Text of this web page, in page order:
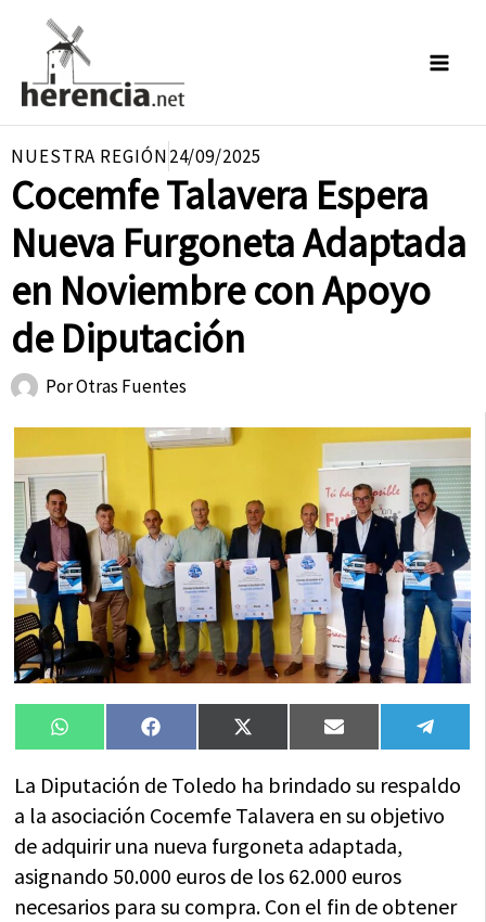
contenido
NUESTRA REGIÓN24/09/2025
Cocemfe Talavera Espera
Nueva Furgoneta Adaptada
en Noviembre con Apoyo
de Diputación
PorOtras Fuentes
Compartir
en
WhatsAppCompartir
en
FacebookCompartir
en
X
(Twitter)
Compartir
en
Email
en
La Diputación de Toledo ha brindado su respaldo
a la asociación Cocemfe Talavera en su objetivo
de adquirir una nueva furgoneta adaptada,
asignando 50.000 euros de los 62.000 euros
necesarios para su compra. Con el fin de obtener